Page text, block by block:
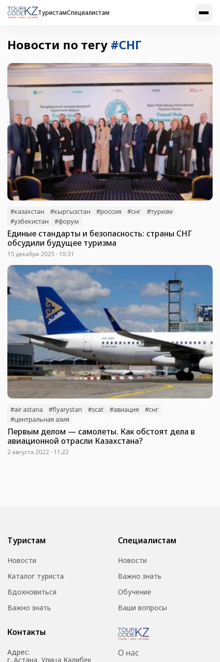
ТуристамСпециалистам
Новости по тегу #СНГ
#казахстан #кыргызстан #россия #снг
#туризм
#узбекистан
#форум
Единые стандарты и безопасность: страны СНГ
обсудили будущее туризма
15 декабря 2025 · 10:31
#air astana #flyarystan #scat #авиация
#снг
#центральная азия
Первым делом — самолеты. Как обстоят дела в
авиационной отрасли Казахстана?
2 августа 2022 · 11:22
Туристам
Новости
Каталог туриста
Вдохновиться
Важно знать
Специалистам
Новости
Важно знать
Обучение
Ваши вопросы
Контакты
Адрес:
г. Астана, Улица Калибек
О нас